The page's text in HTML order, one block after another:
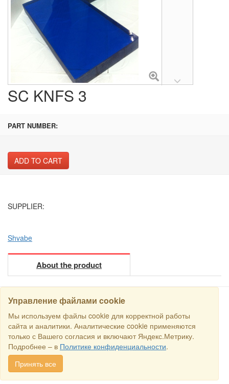
SC KNFS 3
PART NUMBER:
ADD TO CART
SUPPLIER:
Shvabe
About the product
Управление файлами cookie
Мы используем файлы cookie для корректной работы
сайта и аналитики. Аналитические cookie применяются
только с Вашего согласия и включают Яндекс.Метрику.
Подробнее – в Политике конфиденциальности.
Принять все
SEARCH
Copyright © 2016 RS Trade. E-mail:sales@rstradehouse.com
Address: Russia, Moscow, Malaya Pirogovskaya st., 16, room 3c.
Payment methods